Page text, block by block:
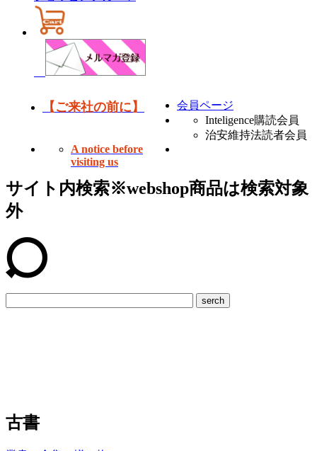
【ご来社の前に】
会員ページ
Inteligence購読会員
治安維持法読者会員
A notice before
visiting us
サイト内検索※webshop商品は検索対象
外
serch
古書